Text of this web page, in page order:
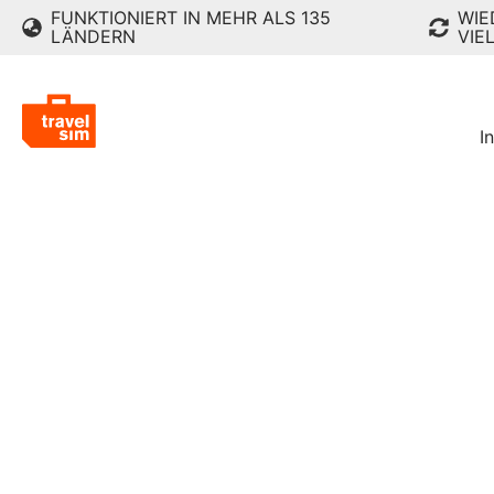
FUNKTIONIERT IN MEHR ALS 135
LÄNDERN